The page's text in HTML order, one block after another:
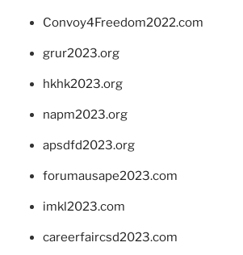
Convoy4Freedom2022.com
grur2023.org
hkhk2023.org
napm2023.org
apsdfd2023.org
forumausape2023.com
imkl2023.com
careerfaircsd2023.com